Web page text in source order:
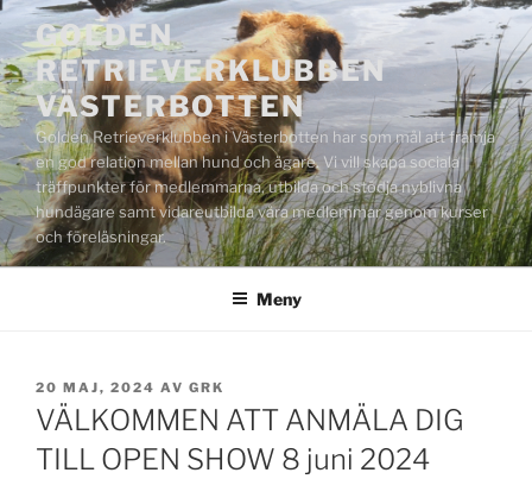
Hoppa
innehåll
GOLDEN
RETRIEVERKLUBBEN
VÄSTERBOTTEN
Golden Retrieverklubben i Västerbotten har som mål att främja
en god relation mellan hund och ägare. Vi vill skapa sociala
träffpunkter för medlemmarna, utbilda och stödja nyblivna
hundägare samt vidareutbilda våra medlemmar genom kurser
och föreläsningar.
Meny
PUBLICERAT
20 MAJ, 2024 AV GRK
VÄLKOMMEN ATT ANMÄLA DIG
TILL OPEN SHOW 8 juni 2024